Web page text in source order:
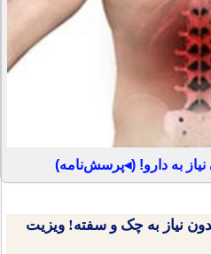
نیاز به دارو! (◂پرسش‌نامه)
نیاز به چک و سفته! ویزیت